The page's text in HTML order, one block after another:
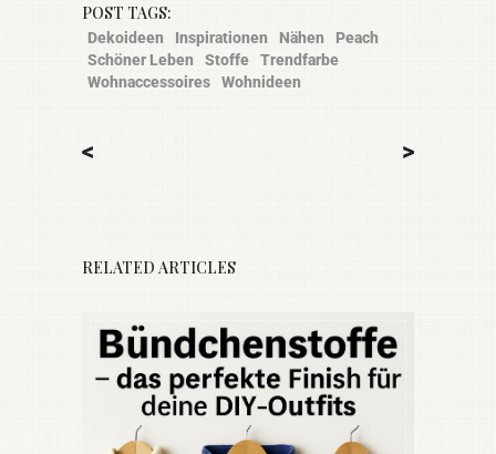
POST TAGS:
Dekoideen Inspirationen Nähen
Peach
Schöner Leben
Stoffe
Trendfarbe
Wohnaccessoires
Wohnideen
< >
RELATED ARTICLES